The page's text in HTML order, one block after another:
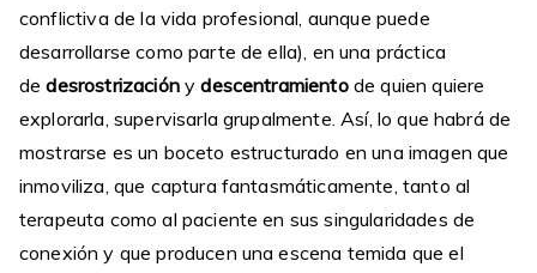
conflictiva de la vida profesional, aunque puede
desarrollarse como parte de ella), en una práctica
dedesrostrizaciónydescentramientode quien quiere
explorarla, supervisarla grupalmente. Así, lo que habrá de
mostrarse es un boceto estructurado en una imagen que
inmoviliza, que captura fantasmáticamente, tanto al
terapeuta como al paciente en sus singularidades de
conexión y que producen una escena temida que el